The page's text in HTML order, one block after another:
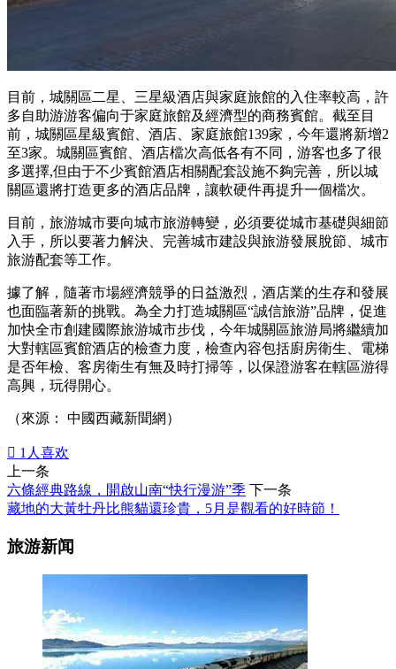
目前，城關區二星、三星級酒店與家庭旅館的入住率較高，許
多自助游游客偏向于家庭旅館及經濟型的商務賓館。截至目
前，城關區星級賓館、酒店、家庭旅館139家，今年還將新增2
至3家。城關區賓館、酒店檔次高低各有不同，游客也多了很
多選擇,但由于不少賓館酒店相關配套設施不夠完善，所以城
關區還將打造更多的酒店品牌，讓軟硬件再提升一個檔次。
目前，旅游城市要向城市旅游轉變，必須要從城市基礎與細節
入手，所以要著力解決、完善城市建設與旅游發展脫節、城市
旅游配套等工作。
據了解，隨著市場經濟競爭的日益激烈，酒店業的生存和發展
也面臨著新的挑戰。為全力打造城關區“誠信旅游”品牌，促進
加快全市創建國際旅游城市步伐，今年城關區旅游局將繼續加
大對轄區賓館酒店的檢查力度，檢查內容包括廚房衛生、電梯
是否年檢、客房衛生有無及時打掃等，以保證游客在轄區游得
高興，玩得開心。
（來源： 中國西藏新聞網）
 1 人喜欢
上一条
六條經典路線，開啟山南“快行漫游”季 下一条
藏地的大黃牡丹比熊貓還珍貴，5月是觀看的好時節！
旅游新闻